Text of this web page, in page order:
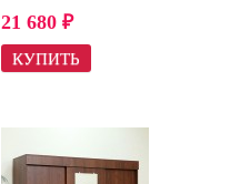
21 680 ₽